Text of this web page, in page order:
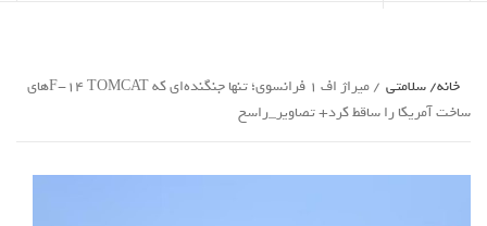
خانه سلامتی
میراژ اف 1 فرانسوی؛ تنها جنگنده‌ای که F-۱۴ TOMCATهای
ساخت آمریکا را ساقط کرد+ تصاویر_راسخ